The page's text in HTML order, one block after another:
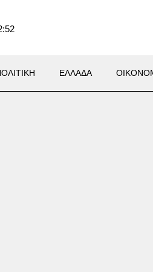
ΕΛΛΑΔΑ